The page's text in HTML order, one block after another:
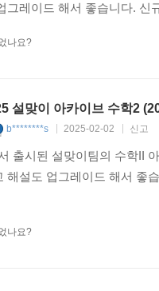
그레이드 해서 좋습니다.
나요?
설맞이 아카이브 수학2
b********s 2025-02-02 신고
출시된 설맞이팀의 수학II
해설도 업그레이드 해서 좋
나요?